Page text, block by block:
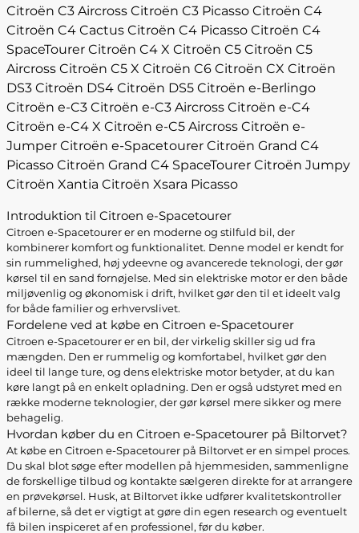
Citroën C3 Aircross Citroën C3 Picasso Citroën C4
Citroën C4 Cactus Citroën C4 Picasso Citroën C4
SpaceTourer Citroën C4 X Citroën C5 Citroën C5
Aircross Citroën C5 X Citroën C6 Citroën CX Citroën
DS3 Citroën DS4 Citroën DS5 Citroën e-Berlingo
Citroën e-C3 Citroën e-C3 Aircross Citroën e-C4
Citroën e-C4 X Citroën e-C5 Aircross Citroën e-
Jumper Citroën e-Spacetourer Citroën Grand C4
Picasso Citroën Grand C4 SpaceTourer Citroën Jumpy
Citroën Xantia Citroën Xsara Picasso
Introduktion til Citroen e-Spacetourer
Citroen e-Spacetourer er en moderne og stilfuld bil, der
kombinerer komfort og funktionalitet. Denne model er kendt for
sin rummelighed, høj ydeevne og avancerede teknologi, der gør
kørsel til en sand fornøjelse. Med sin elektriske motor er den både
miljøvenlig og økonomisk i drift, hvilket gør den til et ideelt valg
for både familier og erhvervslivet.
Fordelene ved at købe en Citroen e-Spacetourer
Citroen e-Spacetourer er en bil, der virkelig skiller sig ud fra
mængden. Den er rummelig og komfortabel, hvilket gør den
ideel til lange ture, og dens elektriske motor betyder, at du kan
køre langt på en enkelt opladning. Den er også udstyret med en
række moderne teknologier, der gør kørsel mere sikker og mere
behagelig.
Hvordan køber du en Citroen e-Spacetourer på Biltorvet?
At købe en Citroen e-Spacetourer på Biltorvet er en simpel proces.
Du skal blot søge efter modellen på hjemmesiden, sammenligne
de forskellige tilbud og kontakte sælgeren direkte for at arrangere
en prøvekørsel. Husk, at Biltorvet ikke udfører kvalitetskontroller
af bilerne, så det er vigtigt at gøre din egen research og eventuelt
få bilen inspiceret af en professionel, før du køber.